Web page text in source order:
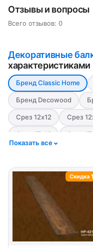
Отзывы и вопросы
Всего отзывов: 0
Декоративные
характеристиками
Бренд Classic Home
Бренд Decowood
Срез 12х12 Срез
Срез 17х19 Срез
Стиль Модерн
Цвет Красный
Цвет тёмный
Показать все
Скидка